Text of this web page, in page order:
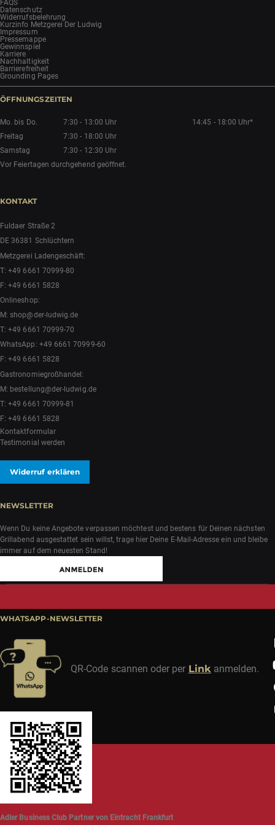
FAQS
Datenschutz
Widerrufsbelehrung
Kurzinfo Metzgerei Der Ludwig
Impressum
Pressemappe
Gewinnspiel
Karriere
Nachhaltigkeit
Barrierefreiheit
Grounding Pages
ÖFFNUNGSZEITEN
Mo. bis Do. 7:30 - 13:00 Uhr
14:45 - 18:00 Uhr*
Freitag
7:30 - 18:00 Uhr
Samstag
7:30 - 12:30 Uhr
Vor Feiertagen durchgehend geöffnet.
KONTAKT
Fuldaer Straße 2
DE 36381 Schlüchtern
Metzgerei Ladengeschäft:
T:+49 6661 70999-80
F: +49 6661 5828
Onlineshop:
M:shop@der-ludwig.de
T:+49 6661 70999-70
WhatsApp: +49 6661 70999-60
F: +49 6661 5828
Gastronomiegroßhandel:
M: bestellung@der-ludwig.de
T:+49 6661 70999-81
F: +49 6661 5828
Kontaktformular
Testimonial werden
Widerruf erklären
NEWSLETTER
Wenn Du keine Angebote verpassen möchtest und bestens für Deinen nächsten
Grillabend ausgestattet sein willst, trage hier Deine E-Mail-Adresse ein und bleibe
immer auf dem neuesten Stand!
WHATSAPP-NEWSLETTER
QR-Code scannen oder per Linkanmelden.
Adler Business Club Partner von Eintracht Frankfurt